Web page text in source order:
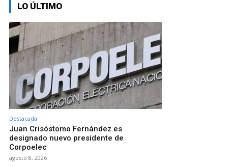
LO ÚLTIMO
Destacada
Juan Crisóstomo Fernández es
designado nuevo presidente de
Corpoelec
agosto 8, 2026